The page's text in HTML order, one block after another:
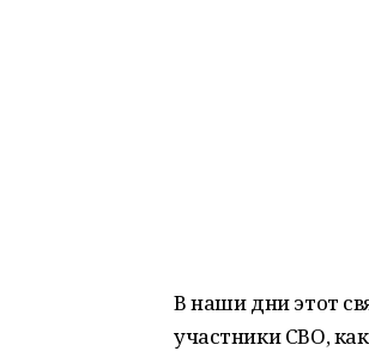
В наши дни этот
участники СВО,